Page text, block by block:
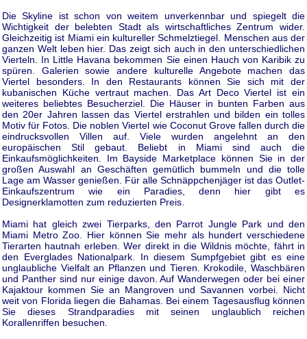
Die Skyline ist schon von weitem unverkennbar und spiegelt die
Wichtigkeit der belebten Stadt als wirtschaftliches Zentrum wider.
Gleichzeitig ist Miami ein kultureller Schmelztiegel. Menschen aus der
ganzen Welt leben hier. Das zeigt sich auch in den unterschiedlichen
Vierteln. In Little Havana bekommen Sie einen Hauch von Karibik zu
spüren. Galerien sowie andere kulturelle Angebote machen das
Viertel besonders. In den Restaurants können Sie sich mit der
kubanischen Küche vertraut machen. Das Art Deco Viertel ist ein
weiteres beliebtes Besucherziel. Die Häuser in bunten Farben aus
den 20er Jahren lassen das Viertel erstrahlen und bilden ein tolles
Motiv für Fotos. Die noblen Viertel wie Coconut Grove fallen durch die
eindrucksvollen Villen auf. Viele wurden angelehnt an den
europäischen Stil gebaut. Beliebt in Miami sind auch die
Einkaufsmöglichkeiten. Im Bayside Marketplace können Sie in der
großen Auswahl an Geschäften gemütlich bummeln und die tolle
Lage am Wasser genießen. Für alle Schnäppchenjäger ist das Outlet-
Einkaufszentrum wie ein Paradies, denn hier gibt es
Designerklamotten zum reduzierten Preis.
Miami hat gleich zwei Tierparks, den Parrot Jungle Park und den
Miami Metro Zoo. Hier können Sie mehr als hundert verschiedene
Tierarten hautnah erleben. Wer direkt in die Wildnis möchte, fährt in
den Everglades Nationalpark. In diesem Sumpfgebiet gibt es eine
unglaubliche Vielfalt an Pflanzen und Tieren. Krokodile, Waschbären
und Panther sind nur einige davon. Auf Wanderwegen oder bei einer
Kajaktour kommen Sie an Mangroven und Savannen vorbei. Nicht
weit von Florida liegen die Bahamas. Bei einem Tagesausflug können
Sie dieses Strandparadies mit seinen unglaublich reichen
Korallenriffen besuchen.